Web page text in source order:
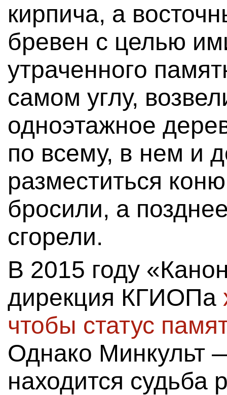
кирпича, а
бревен с целью
утраченного
самом углу,
одноэтажное
по всему, в нем и
разместиться
бросили, а
сгорели.
В 2015 году
дирекция КГИОПа
чтобы статус
Однако Минкульт
находится судьба